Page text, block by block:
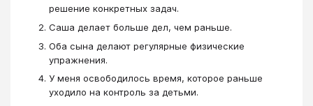
решение конкретных задач.
Саша делает больше дел, чем раньше.
Оба сына делают регулярные физические
упражнения.
У меня освободилось время, которое раньше
уходило на контроль за детьми.